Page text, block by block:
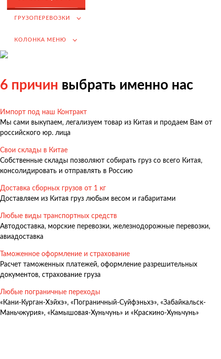
ГРУЗОПЕРЕВОЗКИ
КОЛОНКА МЕНЮ
Грузоперевозки
Грузоперевозки из Китая
Международные перевозки
Автомобильные перевозки
Железнодорожные перевозки
Морские и речные перевозки
Авиадоставка
Негабаритные перевозки
Комплексные логистические решения
Страхование грузов
6 причин выбрать именно нас
Импорт под наш Контракт
Мы сами выкупаем, легализуем товар из Китая и продаем Вам от
российского юр. лица
Свои склады в Китае
Собственные склады позволяют собирать груз со всего Китая,
консолидировать и отправлять в Россию
Доставка сборных грузов от 1 кг
Доставляем из Китая груз любым весом и габаритами
Любые виды транспортных средств
Автодоставка, морские перевозки, железнодорожные перевозки,
авиадоставка
Таможенное оформление и страхование
Расчет таможенных платежей, оформление разрешительных
документов, страхование груза
Любые пограничные переходы
«Кани-Курган-Хэйхэ», «Пограничный-Суйфэньхэ», «Забайкальск-
Маньчжурия», «Камышовая-Хуньчунь» и «Краскино-Хуньчунь»